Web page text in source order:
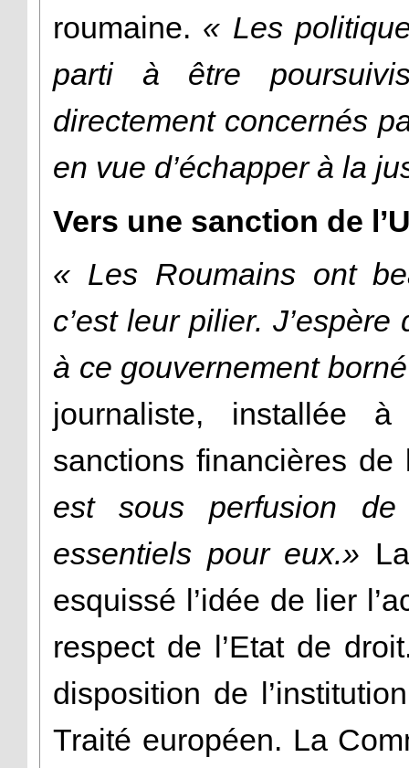
roumaine. « Les
parti à être
directement concernés
en vue d’échapper à la
Vers une sanction de
« Les Roumains ont
c’est leur pilier. J’espère
à ce gouvernement
journaliste, installée
sanctions financières
est sous perfusion
essentiels pour eux.»
esquissé l’idée de lier
respect de l’Etat de
disposition de
Traité européen. La